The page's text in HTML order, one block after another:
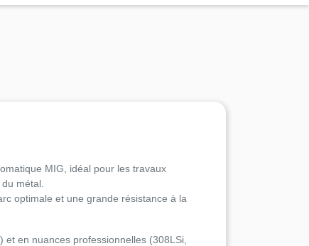
MIG, idéal pour les travaux
métal.
optimale et une grande résistance à la
en nuances professionnelles (308LSi,